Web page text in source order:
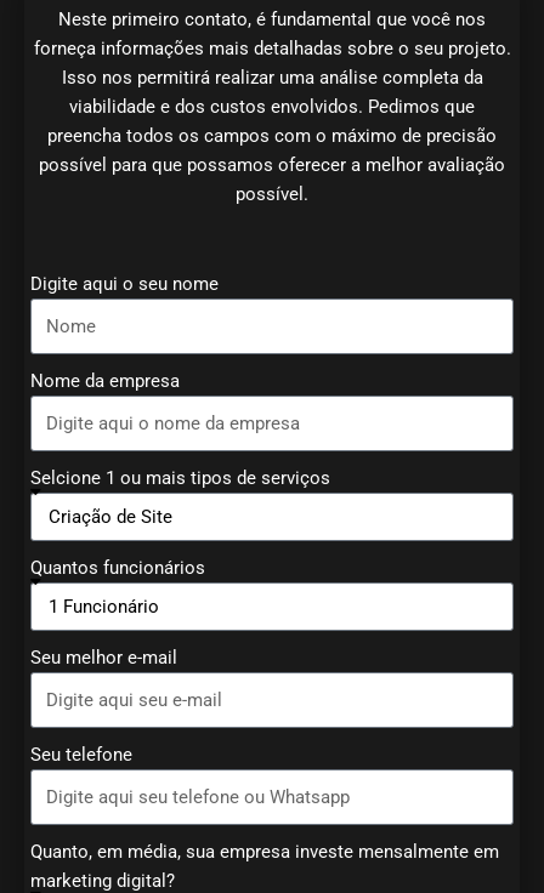
Neste primeiro contato, é fundamental que você nos
forneça informações mais detalhadas sobre o seu projeto.
Isso nos permitirá realizar uma análise completa da
viabilidade e dos custos envolvidos. Pedimos que
preencha todos os campos com o máximo de precisão
possível para que possamos oferecer a melhor avaliação
possível.
Digite aqui o seu nome
Nome da empresa
Selcione 1 ou mais tipos de serviços
Quantos funcionários
Seu melhor e-mail
Seu telefone
Quanto, em média, sua empresa investe mensalmente em
marketing digital?